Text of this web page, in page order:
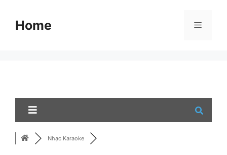
contentHome Menu
Nhạc Karaoke